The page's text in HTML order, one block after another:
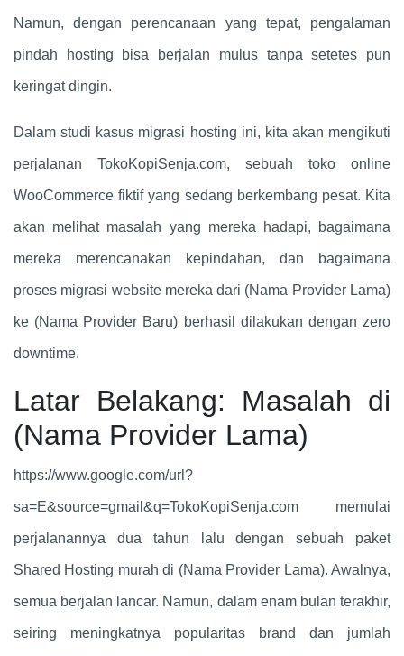
Namun, dengan perencanaan yang tepat, pengalaman
pindah hosting bisa berjalan mulus tanpa setetes pun
keringat dingin.
Dalam studi kasus migrasi hosting ini, kita akan mengikuti
perjalanan TokoKopiSenja.com, sebuah toko online
WooCommerce fiktif yang sedang berkembang pesat. Kita
akan melihat masalah yang mereka hadapi, bagaimana
mereka merencanakan kepindahan, dan bagaimana
proses migrasi website mereka dari (Nama Provider Lama)
ke (Nama Provider Baru) berhasil dilakukan dengan zero
downtime.
Latar Belakang: Masalah di
(Nama Provider Lama)
https://www.google.com/url?
sa=E&source=gmail&q=TokoKopiSenja.com memulai
perjalanannya dua tahun lalu dengan sebuah paket
Shared Hosting murah di (Nama Provider Lama). Awalnya,
semua berjalan lancar. Namun, dalam enam bulan terakhir,
seiring meningkatnya popularitas brand dan jumlah